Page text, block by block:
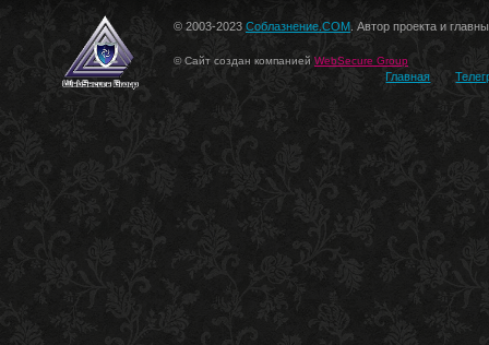
© 2003-2023 Соблазнение.COM . Автор проекта и
© Сайт создан компанией WebSecure Group
Главная